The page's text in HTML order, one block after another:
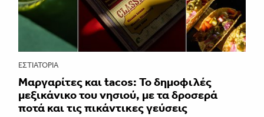
ΕΣΤΙΑΤΌΡΙΑ
Μαργαρίτες και tacos: Το δημοφιλές
μεξικάνικο του νησιού, με τα δροσερά
ποτά και τις πικάντικες γεύσεις